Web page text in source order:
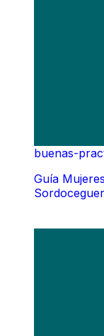
buenas-
Guía